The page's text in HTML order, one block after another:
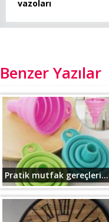
vazoları
Benzer Yazılar
Pratik mutfak gereçleri...